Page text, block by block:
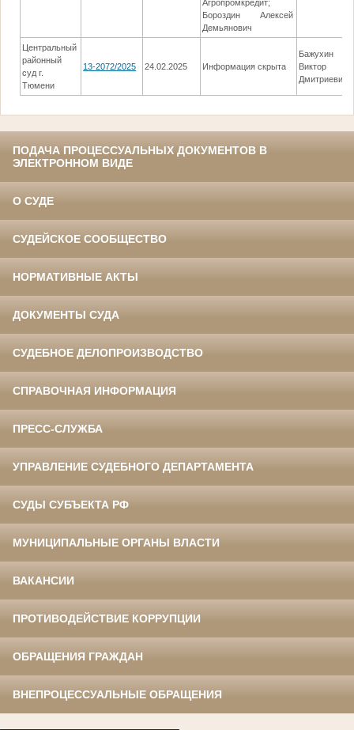
Агропромкредит;
Бороздин Алексей
Демьянович
Центральный
районный
суд г.
Тюмени
13-2072/2025 24.02.2025 Информация скрыта
Бажухин
Виктор
Дмитриевич
ПОДАЧА ПРОЦЕССУАЛЬНЫХ ДОКУМЕНТОВ В
ЭЛЕКТРОННОМ ВИДЕ
О СУДЕ
СУДЕЙСКОЕ СООБЩЕСТВО
НОРМАТИВНЫЕ АКТЫ
ДОКУМЕНТЫ СУДА
СУДЕБНОЕ ДЕЛОПРОИЗВОДСТВО
СПРАВОЧНАЯ ИНФОРМАЦИЯ
ПРЕСС-СЛУЖБА
УПРАВЛЕНИЕ СУДЕБНОГО ДЕПАРТАМЕНТА
СУДЫ СУБЪЕКТА РФ
МУНИЦИПАЛЬНЫЕ ОРГАНЫ ВЛАСТИ
ВАКАНСИИ
ПРОТИВОДЕЙСТВИЕ КОРРУПЦИИ
ОБРАЩЕНИЯ ГРАЖДАН
ВНЕПРОЦЕССУАЛЬНЫЕ ОБРАЩЕНИЯ